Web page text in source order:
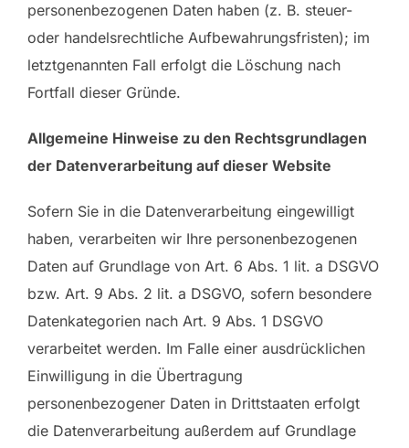
personenbezogenen Daten haben (z. B. steuer-
oder handelsrechtliche Aufbewahrungsfristen); im
letztgenannten Fall erfolgt die Löschung nach
Fortfall dieser Gründe.
Allgemeine Hinweise zu den Rechtsgrundlagen
der Datenverarbeitung auf dieser Website
Sofern Sie in die Datenverarbeitung eingewilligt
haben, verarbeiten wir Ihre personenbezogenen
Daten auf Grundlage von Art. 6 Abs. 1 lit. a DSGVO
bzw. Art. 9 Abs. 2 lit. a DSGVO, sofern besondere
Datenkategorien nach Art. 9 Abs. 1 DSGVO
verarbeitet werden. Im Falle einer ausdrücklichen
Einwilligung in die Übertragung
personenbezogener Daten in Drittstaaten erfolgt
die Datenverarbeitung außerdem auf Grundlage